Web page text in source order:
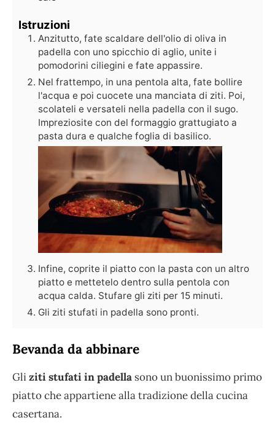
Istruzioni
Anzitutto, fate scaldare dell'olio di oliva in
padella con uno spicchio di aglio, unite i
pomodorini ciliegini e fate appassire.
Nel frattempo, in una pentola alta, fate bollire
l'acqua e poi cuocete una manciata di ziti. Poi,
scolateli e versateli nella padella con il sugo.
Impreziosite con del formaggio grattugiato a
pasta dura e qualche foglia di basilico.
Infine, coprite il piatto con la pasta con un altro
piatto e mettetelo dentro sulla pentola con
acqua calda. Stufare gli ziti per 15 minuti.
Gli ziti stufati in padella sono pronti.
Bevanda da abbinare
Gliziti stufati in padella sono un buonissimo primo
piatto che appartiene alla tradizione della cucina
casertana.